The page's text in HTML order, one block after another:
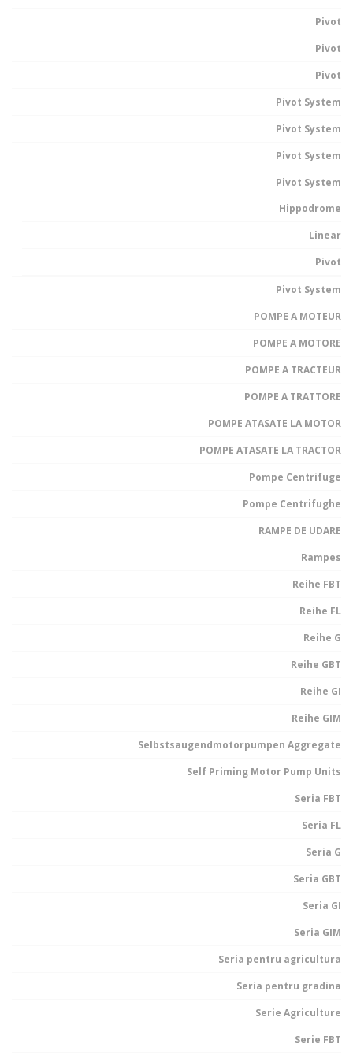
Pivot
Pivot
Pivot
Pivot System
Pivot System
Pivot System
Pivot System
Hippodrome
Linear
Pivot
Pivot System
POMPE A MOTEUR
POMPE A MOTORE
POMPE A TRACTEUR
POMPE A TRATTORE
POMPE ATASATE LA MOTOR
POMPE ATASATE LA TRACTOR
Pompe Centrifuge
Pompe Centrifughe
RAMPE DE UDARE
Rampes
Reihe FBT
Reihe FL
Reihe G
Reihe GBT
Reihe GI
Reihe GIM
Selbstsaugendmotorpumpen Aggregate
Self Priming Motor Pump Units
Seria FBT
Seria FL
Seria G
Seria GBT
Seria GI
Seria GIM
Seria pentru agricultura
Seria pentru gradina
Serie Agriculture
Serie FBT